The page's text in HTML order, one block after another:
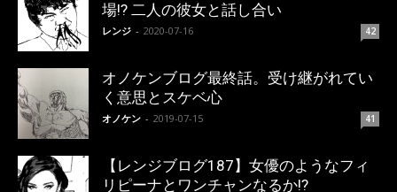
場!? 二人の彼女と話し合い
レンジ - 2020-07-16 42
オノケンブログ最終話。受け継がれてい
く意思とスケベ心
オノケン - 2019-07-15 41
【レンジブログ187】女優のようなフィ
リピーナとワンチャンなるか!?